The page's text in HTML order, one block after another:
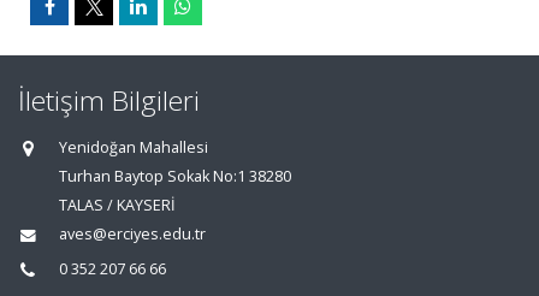
İletişim Bilgileri
Yenidoğan Mahallesi
Turhan Baytop Sokak No:1 38280
TALAS / KAYSERİ
aves@erciyes.edu.tr
0 352 207 66 66